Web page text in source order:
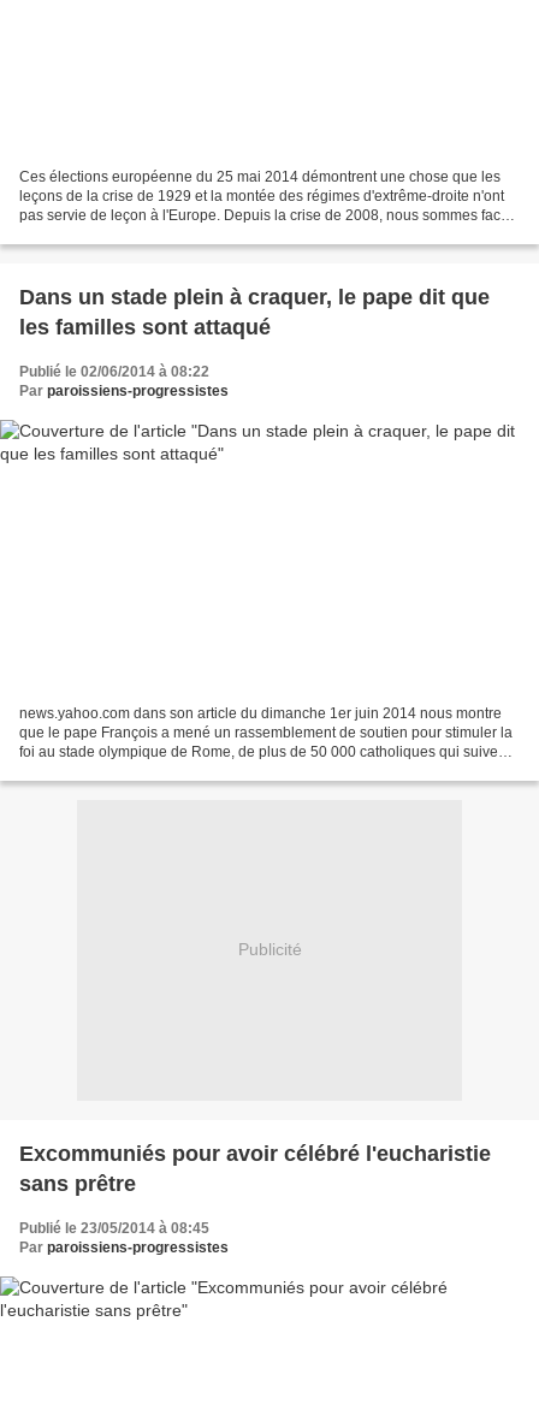
Ces élections européenne du 25 mai 2014 démontrent une chose que les
leçons de la crise de 1929 et la montée des régimes d'extrême-droite n'ont
pas servie de leçon à l'Europe. Depuis la crise de 2008, nous sommes face
Dans un stade plein à craquer, le pape dit que
les familles sont attaqué
Publié le 02/06/2014 à 08:22
Par paroissiens-progressistes
news.yahoo.com dans son article du dimanche 1er juin 2014 nous montre
que le pape François a mené un rassemblement de soutien pour stimuler la
foi au stade olympique de Rome, de plus de 50 000 catholiques qui suivent
Publicité
Excommuniés pour avoir célébré l'eucharistie
sans prêtre
Publié le 23/05/2014 à 08:45
Par paroissiens-progressistes